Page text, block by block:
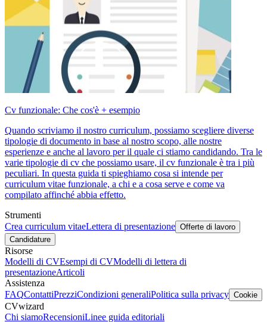
Cv funzionale: Che cos'è + esempio
Quando scriviamo il nostro curriculum, possiamo scegliere diverse
tipologie di documento in base al nostro scopo, alle nostre
esperienze e anche al lavoro per il quale ci stiamo candidando. Tra le
varie tipologie di cv che possiamo usare, il cv funzionale è tra i più
peculiari. In questa guida ti spieghiamo cosa si intende per
curriculum vitae funzionale, a chi e a cosa serve e come va
compilato affinché abbia effetto.
Strumenti
Crea curriculum vitaeLettera di presentazione Offerte di lavoro
Candidature
Risorse
Modelli di CVEsempi di CVModelli di lettera di
presentazioneArticoli
Assistenza
FAQContattiPrezziCondizioni generaliPolitica sulla privacy Cookie
CVwizard
Chi siamoRecensioniLinee guida editoriali